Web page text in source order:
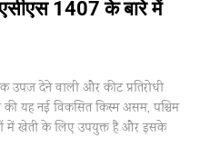
1407 के बारे में
उपज देने वाली और कीट प्रतिरोधी
यह नई विकसित किस्म असम, पश्चिम
में खेती के लिए उपयुक्त है और इसके